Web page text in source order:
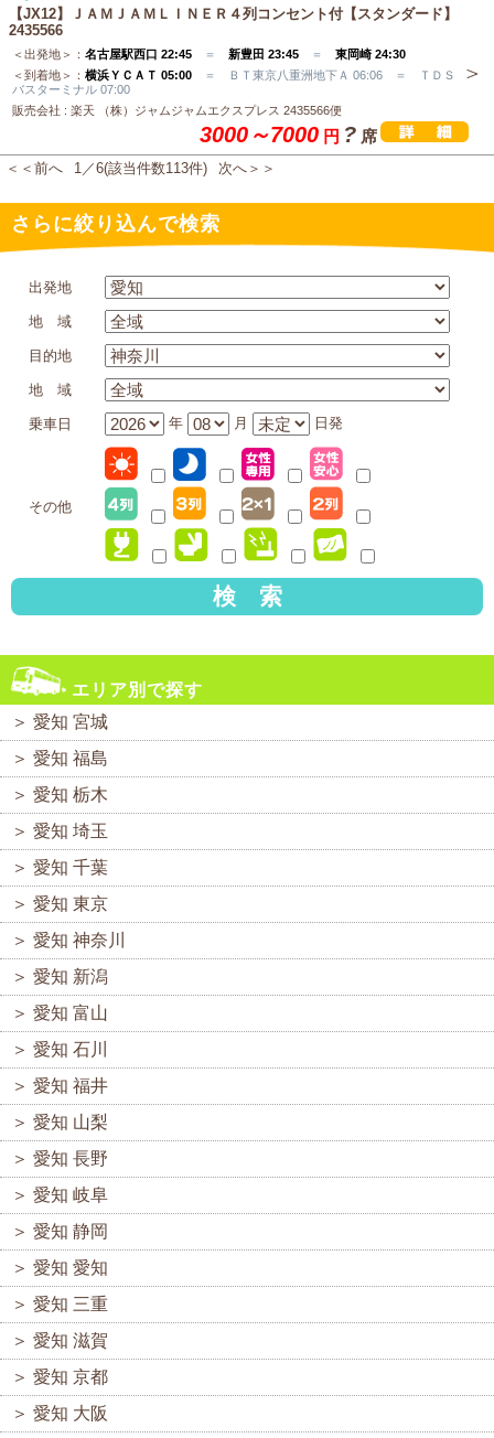
【JX12】ＪＡＭＪＡＭＬＩＮＥＲ４列コンセント付【スタンダード】
2435566
＜出発地＞： 名古屋駅西口 22:45 ＝ 新豊田 23:45 ＝ 東岡崎 24:30
＜到着地＞： 横浜ＹＣＡＴ 05:00 ＝ ＢＴ東京八重洲地下Ａ 06:06 ＝ ＴＤＳ
バスターミナル 07:00
販売会社 : 楽天 （株）ジャムジャムエクスプレス 2435566便
3000～7000 円 ? 席
＜＜前へ 1／6(該当件数113件) 次へ＞＞
さらに絞り込んで検索
出発地
地 域
目的地
地 域
乗車日 年 月 日発
その他
検 索
エリア別で探す
＞ 愛知 宮城
＞ 愛知 福島
＞ 愛知 栃木
＞ 愛知 埼玉
＞ 愛知 千葉
＞ 愛知 東京
＞ 愛知 神奈川
＞ 愛知 新潟
＞ 愛知 富山
＞ 愛知 石川
＞ 愛知 福井
＞ 愛知 山梨
＞ 愛知 長野
＞ 愛知 岐阜
＞ 愛知 静岡
＞ 愛知 愛知
＞ 愛知 三重
＞ 愛知 滋賀
＞ 愛知 京都
＞ 愛知 大阪